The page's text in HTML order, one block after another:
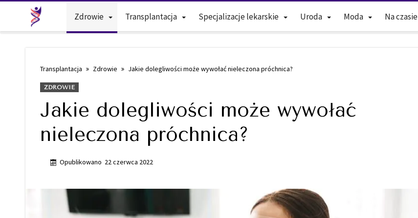
Zdrowie Transplantacja Specjalizacje lekarskie Uroda Moda Na czasie
Transplantacja Zdrowie Jakie dolegliwości może wywołać nieleczona próchnica?
ZDROWIE
Jakie dolegliwości może wywołać
nieleczona próchnica?
Opublikowano 22 czerwca 2022